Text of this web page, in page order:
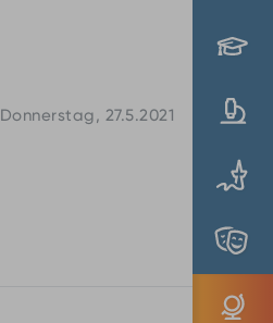
Donnerstag, 27.5.2021